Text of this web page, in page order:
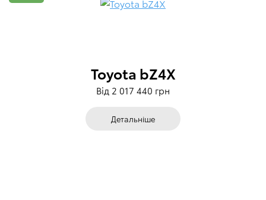
Toyota bZ4X
Від 2 017 440 грн
Детальніше